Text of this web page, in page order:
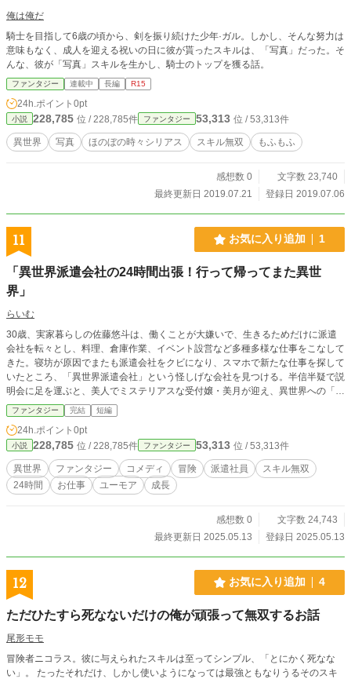
俺は俺だ
騎士を目指して6歳の頃から、剣を振り続けた少年·ガル。しかし、そんな努力は
意味もなく、成人を迎える祝いの日に彼が貰ったスキルは、「写真」だった。そ
んな、彼が「写真」スキルを生かし、騎士のトップを獲る話。
ファンタジー 連載中 長編 R15
24h.ポイント 0pt
小説 228,785 位 / 228,785件 ファンタジー 53,313 位 / 53,313件
異世界 写真 ほのぼの時々シリアス スキル無双 もふもふ
感想数 0
文字数 23,740
最終更新日 2019.07.21
登録日 2019.07.06
11 お気に入り追加 1
「異世界派遣会社の24時間出張！行って帰ってまた異世
界」
らいむ
30歳、実家暮らしの佐藤悠斗は、働くことが大嫌いで、生きるためだけに派遣
会社を転々とし、料理、倉庫作業、イベント設営など多種多様な仕事をこなして
きた。寝坊が原因でまたも派遣会社をクビになり、スマホで新たな仕事を探して
いたところ、「異世界派遣会社」という怪しげな会社を見つける。半信半疑で説
明会に足を運ぶと、美人でミステリアスな受付嬢・美月が迎え、異世界への「単
発派遣バイト」を提案される。ルールはシンプル：24時間限定で異世界に派遣
され、任務を終えて元の世界に帰還。次の派遣でまた別の異世界へ行き、そこで
稼いだ金やアイテムは現実世界に持ち帰れる。 初派遣先は剣と魔法のファンタ
ジー世界。派遣生活で磨いた料理スキルで冒険者たちに食事を提供し、倉庫整理
のノウハウでダンジョンの物資を効率化するなど、悠斗は意外なマルチスキルを
活かして活躍。クエストで手に入れた「魔法の宝石」は現実で高額換金！ だ
が、異世界の過酷な環境や突然のトラブルに翻弄され、24時間内に無事帰還す
気になり始め…。行く先々の異世界でスキルを駆使し、元の世界と異世界を行き
来する悠斗の、気ままだけど少しずつ変わっていく人生を描く、ユーモアと冒険
ファンタジー 完結 短編
24h.ポイント 0pt
小説 228,785 位 / 228,785件 ファンタジー 53,313 位 / 53,313件
異世界 ファンタジー コメディ 冒険 派遣社員
スキル無双
24時間
お仕事 ユーモア 成長
感想数 0
文字数 24,743
最終更新日 2025.05.13
登録日 2025.05.13
12 お気に入り追加 4
ただひたすら死なないだけの俺が頑張って無双するお話
尾形モモ
冒険者ニコラス。彼に与えられたスキルは至ってシンプル、「とにかく死なな
い」。 たったそれだけ、しかし使いようになっては最強ともなりうるそのスキ